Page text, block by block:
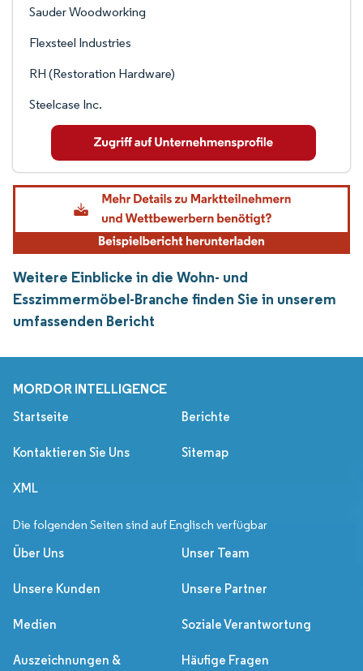
Sauder Woodworking
Flexsteel Industries
RH (Restoration Hardware)
Steelcase Inc.
Weitere Einblicke in die Wohn- und
Esszimmermöbel-Branche finden Sie in unserem
umfassenden Bericht
MORDOR INTELLIGENCE
Startseite Berichte
Kontaktieren Sie Uns Sitemap
XML
Die folgenden Seiten sind auf Englisch verfügbar
Über Uns Unser Team
Unsere Kunden Unsere Partner
Medien Soziale Verantwortung
Auszeichnungen &
Häufige Fragen